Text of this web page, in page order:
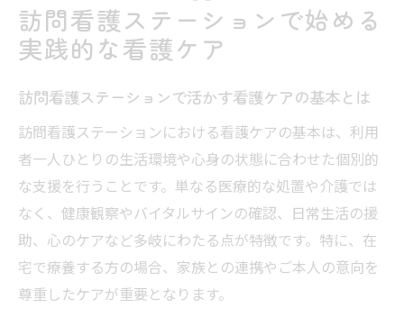
看護ケア一覧から学ぶ訪問看護の役割
訪問看護で実践するケアと看護サービスの
看護ケアとは何か現場の視点から考える
訪問看護ステーションで体験する看護ケア
とは
現場スタッフが語る看護ケアの意味と目的
看護ケアと看護サービスの違いを現場で理
解
看護ケア一覧を現場目線で考察する方法
訪問看護ステーションで始める
実践的な看護ケア
訪問看護ステーションで活かす看護ケアの基本とは
訪問看護ステーションにおける看護ケアの基本は、利用
者一人ひとりの生活環境や心身の状態に合わせた個別的
な支援を行うことです。単なる医療的な処置や介護では
なく、健康観察やバイタルサインの確認、日常生活の援
助、心のケアなど多岐にわたる点が特徴です。特に、在
宅で療養する方の場合、家族との連携やご本人の意向を
尊重したケアが重要となります。